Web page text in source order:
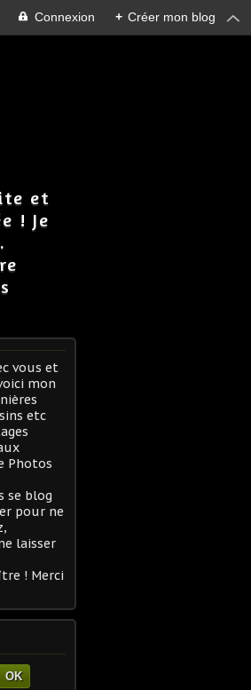
Connexion + Créer mon blog
et
! Je
vous et
mon
etc
Photos
se blog
pour ne
laisser
! Merci
OK